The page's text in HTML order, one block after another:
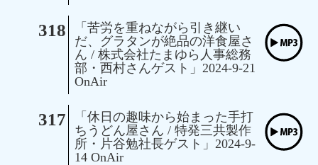
318
「苦労を重ねながら引き継い
だ、グラタンが絶品の洋食屋さ
ん / 株式会社たまゆら人事総務
部・西村さんゲスト」2024-9-21
OnAir
317
「休日の趣味から始まった手打
ちうどん屋さん / 特発三共製作
所・片谷勉社長ゲスト」2024-9-
14 OnAir